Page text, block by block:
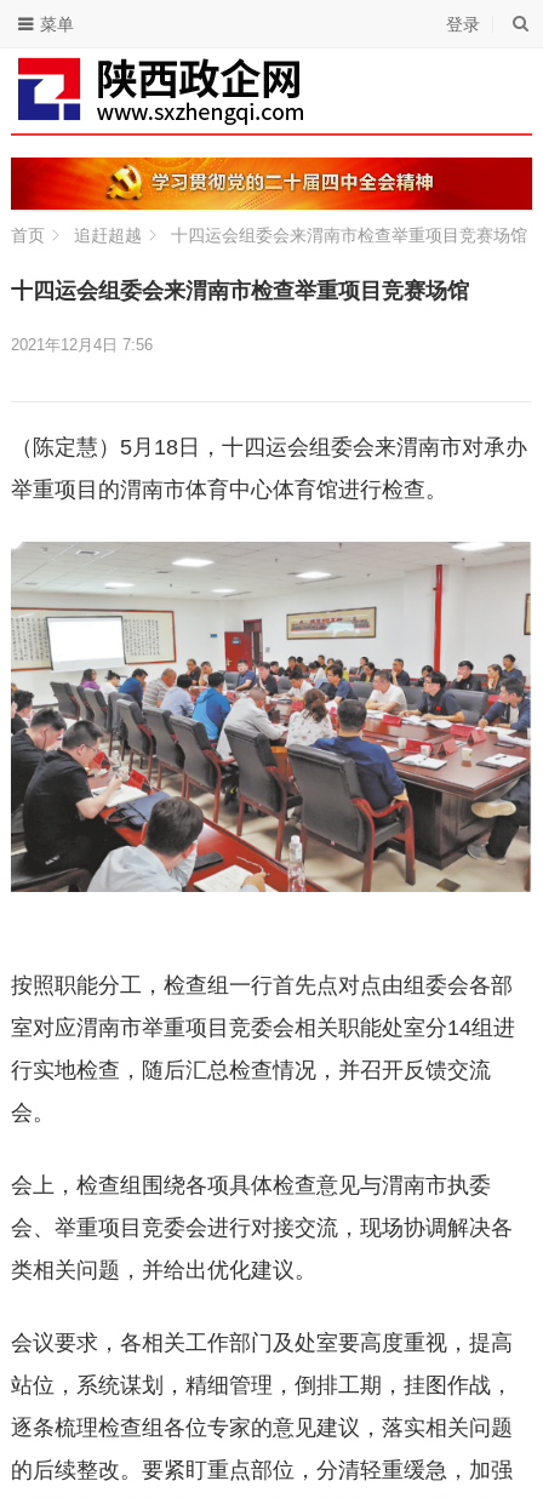
登录
菜单
首页 追赶超越 十四运会组委会来渭南市检查举重项目竞赛场馆
十四运会组委会来渭南市检查举重项目竞赛场馆
2021年12月4日 7:56
（陈定慧）5月18日，十四运会组委会来渭南市对承办
举重项目的渭南市体育中心体育馆进行检查。
按照职能分工，检查组一行首先点对点由组委会各部
室对应渭南市举重项目竞委会相关职能处室分14组进
行实地检查，随后汇总检查情况，并召开反馈交流
会。
会上，检查组围绕各项具体检查意见与渭南市执委
会、举重项目竞委会进行对接交流，现场协调解决各
类相关问题，并给出优化建议。
会议要求，各相关工作部门及处室要高度重视，提高
站位，系统谋划，精细管理，倒排工期，挂图作战，
逐条梳理检查组各位专家的意见建议，落实相关问题
的后续整改。要紧盯重点部位，分清轻重缓急，加强